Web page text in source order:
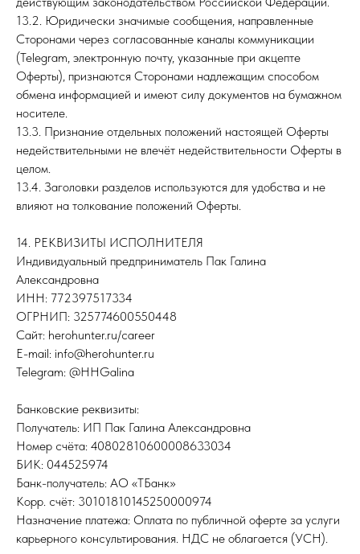
13.2. Юридически значимые сообщения, направленные
Сторонами через согласованные каналы коммуникации
(Telegram, электронную почту, указанные при акцепте
Оферты), признаются Сторонами надлежащим способом
обмена информацией и имеют силу документов на бумажном
носителе.
13.3. Признание отдельных положений настоящей Оферты
недействительными не влечёт недействительности Оферты в
целом.
13.4. Заголовки разделов используются для удобства и не
влияют на толкование положений Оферты.
14. РЕКВИЗИТЫ ИСПОЛНИТЕЛЯ
Индивидуальный предприниматель Пак Галина
Александровна
ИНН: 772397517334
ОГРНИП: 325774600550448
Сайт: herohunter.ru/career
E-mail: info@herohunter.ru
Telegram: @HHGalina
Банковские реквизиты:
Получатель: ИП Пак Галина Александровна
Номер счёта: 40802810600008633034
БИК: 044525974
Банк-получатель: АО «ТБанк»
Корр. счёт: 30101810145250000974
Назначение платежа: Оплата по публичной оферте за услуги
карьерного консультирования. НДС не облагается (УСН).